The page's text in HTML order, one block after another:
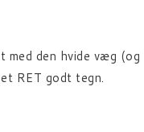
den hvide væg
RET godt tegn.